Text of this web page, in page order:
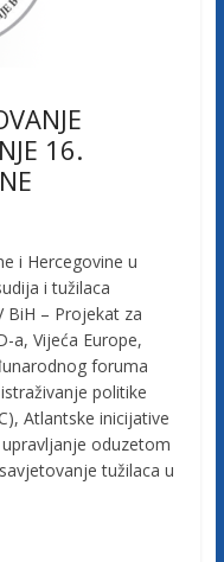
16.
i Hercegovine u
i tužilaca
BiH – Projekat za
a, Vijeća Europe,
foruma
politike
Atlantske inicijative
upravljanje oduzetom
tužilaca u